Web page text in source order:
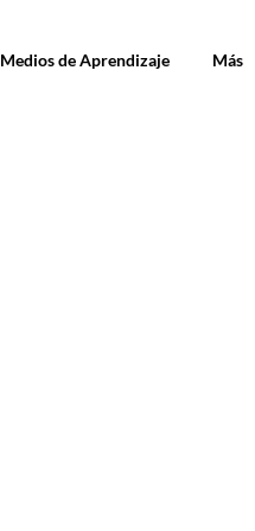
Medios de Aprendizaje Más